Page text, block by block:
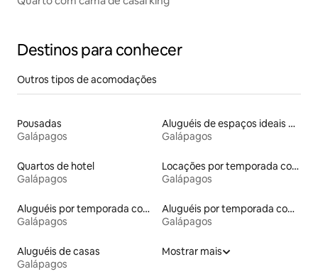
Destinos para conhecer
Outros tipos de acomodações
Pousadas
Galápagos
Aluguéis de espaços ideais para famílias
Galápagos
Quartos de hotel
Galápagos
Locações por temporada com piscina
Galápagos
Aluguéis por temporada com acesso à praia
Galápagos
Aluguéis por temporada com acesso ao lago
Galápagos
Aluguéis de casas
Galápagos
Mostrar mais